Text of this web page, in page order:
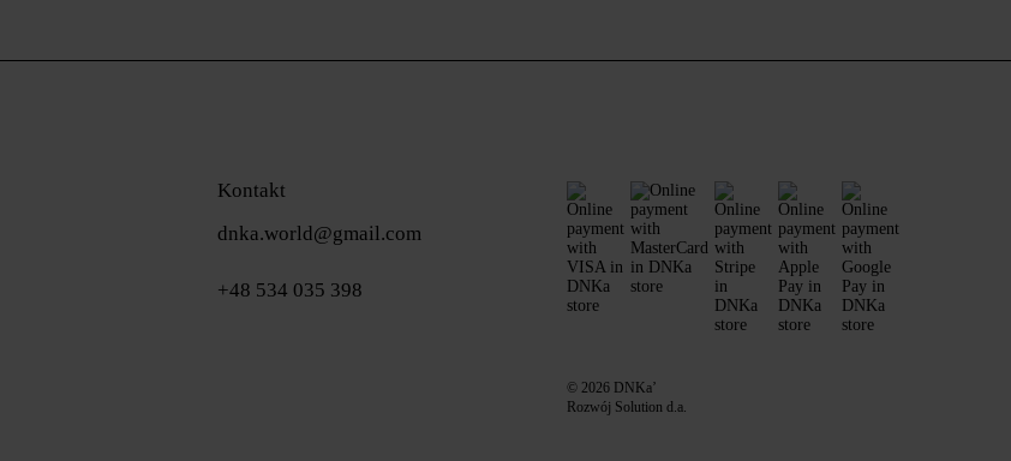
Kontakt
dnka.world@gmail.com
+48 534 035 398
© 2026 DNKa’
Rozwój Solution d.a.